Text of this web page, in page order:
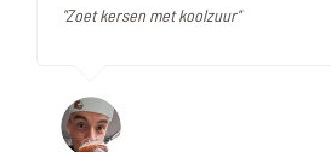
"Zoet kersen met koolzuur"